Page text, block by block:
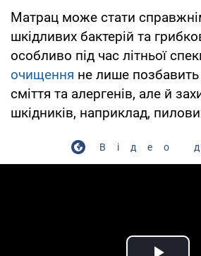
Матрац може стати
шкідливих бактерій та
особливо під час літньої
очищення не лише позбавить
сміття та алергенів, але й
шкідників, наприклад,
Відео